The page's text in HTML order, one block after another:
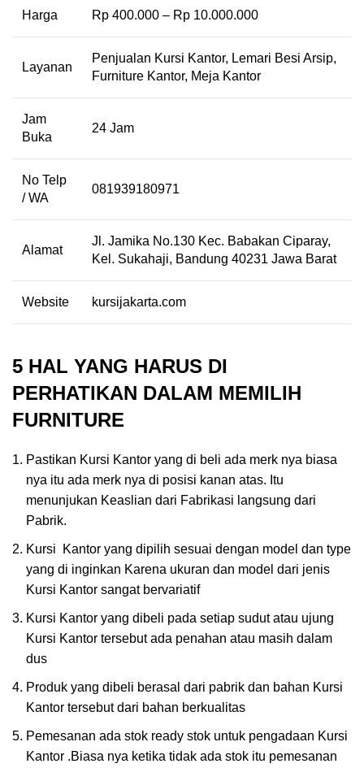
Harga Rp 400.000 – Rp 10.000.000
Layanan
Penjualan Kursi Kantor, Lemari Besi Arsip,
Furniture Kantor, Meja Kantor
Jam
Buka
24 Jam
No Telp
/ WA
081939180971
Alamat
Jl. Jamika No.130 Kec. Babakan Ciparay,
Kel. Sukahaji, Bandung 40231 Jawa Barat
Website kursijakarta.com
5 HAL YANG HARUS DI
PERHATIKAN DALAM MEMILIH
FURNITURE
Pastikan Kursi Kantor yang di beli ada merk nya biasa
nya itu ada merk nya di posisi kanan atas. Itu
menunjukan Keaslian dari Fabrikasi langsung dari
Pabrik.
Kursi Kantor yang dipilih sesuai dengan model dan type
yang di inginkan Karena ukuran dan model dari jenis
Kursi Kantor sangat bervariatif
Kursi Kantor yang dibeli pada setiap sudut atau ujung
Kursi Kantor tersebut ada penahan atau masih dalam
dus
Produk yang dibeli berasal dari pabrik dan bahan Kursi
Kantor tersebut dari bahan berkualitas
Pemesanan ada stok ready stok untuk pengadaan Kursi
Kantor .Biasa nya ketika tidak ada stok itu pemesanan